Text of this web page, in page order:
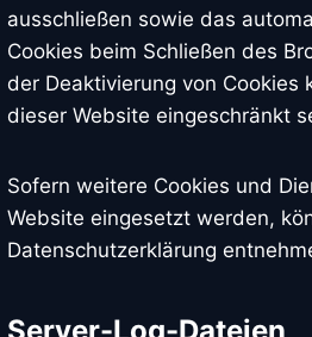
ausschließen sowie das
Cookies beim Schließen des
der Deaktivierung von Cookies
dieser Website eingeschränkt
Sofern weitere Cookies und
Website eingesetzt werden,
Datenschutzerklärung